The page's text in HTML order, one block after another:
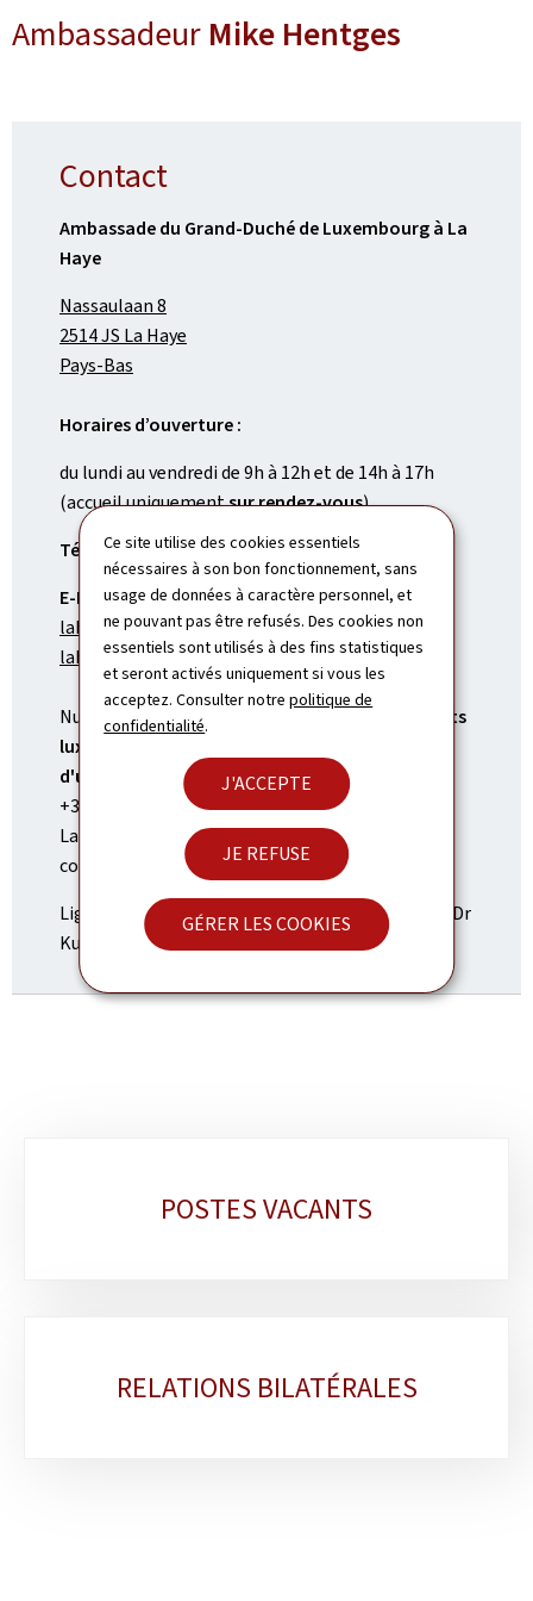
Ce site utilise des cookies essentiels
nécessaires à son bon fonctionnement, sans
usage de données à caractère personnel, et
ne pouvant pas être refusés. Des cookies non
essentiels sont utilisés à des fins statistiques
et seront activés uniquement si vous les
acceptez. Consulter notrepolitique de
confidentialité.
J'ACCEPTE
JE REFUSE
GÉRER LES COOKIES
Ambassadeur Mike Hentges
Contact
Ambassade du Grand-Duché de Luxembourg à La
Haye
Nassaulaan 8
2514 JS La Haye
Pays-Bas
Horaires d’ouverture :
du lundi au vendredi de 9h à 12h et de 14h à 17h
(accueil uniquementsur rendez-vous)
Tél.:
(+31) 70 360 75 16
E-Mail:
lahaye.amb@mae.etat.lu
lahaye.consulat@mae.etat.lu
Numéro de la permanence pour les
ressortissants
luxembourgeois, uniquement en cas
d'urgence en dehors des horaires d’ouverture
+352 247 72300
La perte ou la demande d'un passeport ne
constitue pas une urgence.
Lignes de Tram: 1 (arrêt Mauritskade) et 9 (arrêt Dr
Kuyperstraat)
POSTES VACANTS
RELATIONS BILATÉRALES